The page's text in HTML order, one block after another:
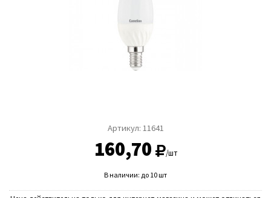
Артикул: 11641
160,70 /шт
В наличии: до 10 шт